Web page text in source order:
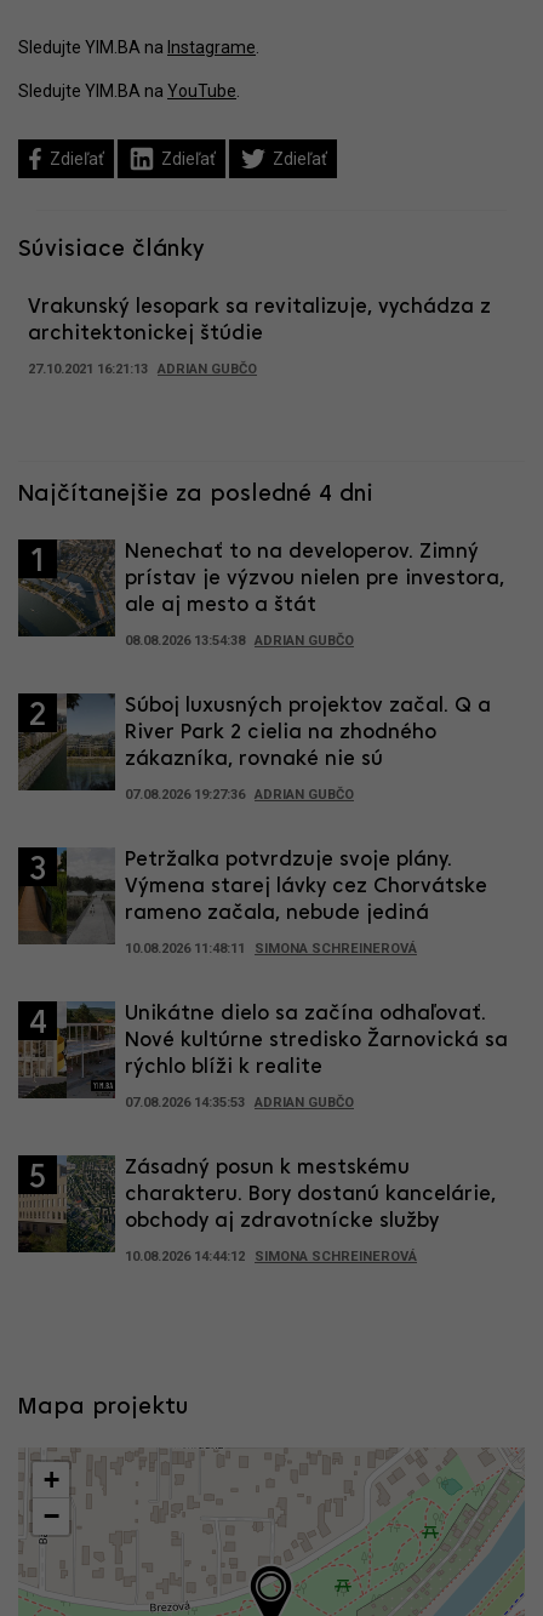
Sledujte YIM.BA na Instagrame
Sledujte YIM.BA na YouTube
Zdieľať Zdieľať Zdieľať
Súvisiace články
Vrakunský lesopark sa revitalizuje, vychádza z
architektonickej štúdie
27.10.2021 16:21:13 ADRIAN GUBČO
Najčítanejšie za posledné 4 dni
1
Nenechať to na developerov. Zimný
prístav je výzvou nielen pre investora,
ale aj mesto a štát
08.08.2026 13:54:38 ADRIAN GUBČO
2
Súboj luxusných projektov začal. Q a
River Park 2 cielia na zhodného
zákazníka, rovnaké nie sú
07.08.2026 19:27:36 ADRIAN GUBČO
3
Petržalka potvrdzuje svoje plány.
Výmena starej lávky cez Chorvátske
rameno začala, nebude jediná
10.08.2026 11:48:11 SIMONA SCHREINEROVÁ
4
Unikátne dielo sa začína odhaľovať.
Nové kultúrne stredisko Žarnovická sa
rýchlo blíži k realite
07.08.2026 14:35:53 ADRIAN GUBČO
5
Zásadný posun k mestskému
charakteru. Bory dostanú kancelárie,
obchody aj zdravotnícke služby
10.08.2026 14:44:12 SIMONA SCHREINEROVÁ
Mapa projektu
+
−